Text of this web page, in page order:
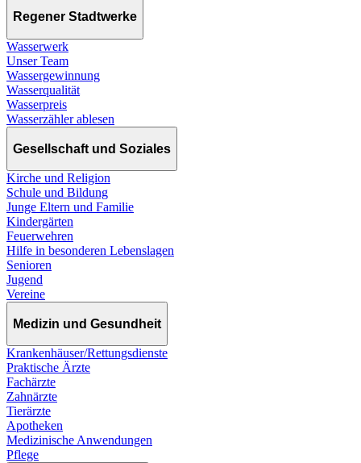
Regener Stadtwerke
Wasserwerk
Unser Team
Wassergewinnung
Wasserqualität
Wasserpreis
Wasserzähler ablesen
Gesellschaft und Soziales
Kirche und Religion
Schule und Bildung
Junge Eltern und Familie
Kindergärten
Feuerwehren
Hilfe in besonderen Lebenslagen
Senioren
Jugend
Vereine
Medizin und Gesundheit
Krankenhäuser/Rettungsdienste
Praktische Ärzte
Fachärzte
Zahnärzte
Tierärzte
Apotheken
Medizinische Anwendungen
Pflege